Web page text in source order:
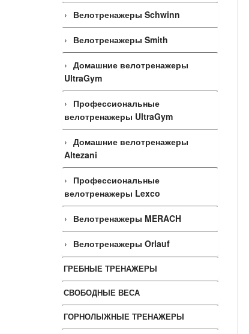
Велотренажеры Schwinn
Велотренажеры Smith
Домашние велотренажеры
UltraGym
Профессиональные
велотренажеры UltraGym
Домашние велотренажеры
Altezani
Профессиональные
велотренажеры Lexco
Велотренажеры MERACH
Велотренажеры Orlauf
ГРЕБНЫЕ ТРЕНАЖЕРЫ
СВОБОДНЫЕ ВЕСА
ГОРНОЛЫЖНЫЕ ТРЕНАЖЕРЫ